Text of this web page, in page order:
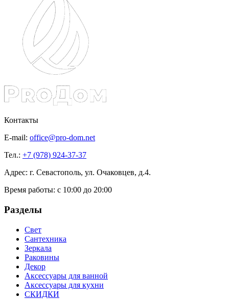
Контакты
E-mail: office@pro-dom.net
Тел.: +7 (978) 924-37-37
Адрес: г. Севастополь, ул. Очаковцев, д.4.
Время работы: с 10:00 до 20:00
Разделы
Свет
Сантехника
Зеркала
Раковины
Декор
Аксессуары для ванной
Аксессуары для кухни
СКИДКИ